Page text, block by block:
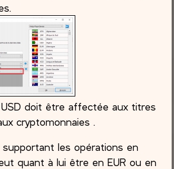
doit être affectée aux titres
cryptomonnaies .
les opérations en
quant à lui être en EUR ou en